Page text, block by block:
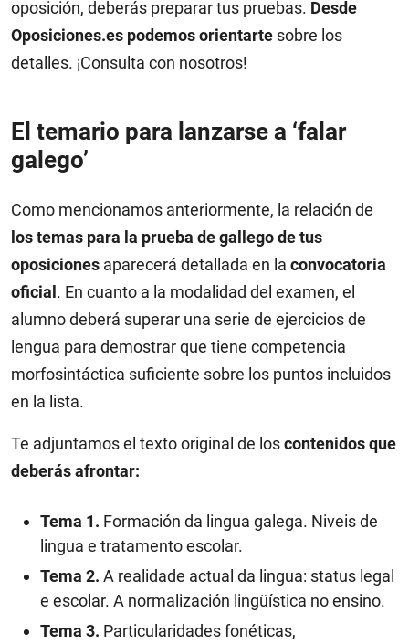
oposición, deberás preparar tus pruebas. Desde
Oposiciones.es podemos orientarte sobre los
detalles. ¡Consulta con nosotros!
El temario para lanzarse a ‘falar
galego’
Como mencionamos anteriormente, la relación de
los temas para la prueba de gallego de tus
oposiciones aparecerá detallada en la convocatoria
oficial. En cuanto a la modalidad del examen, el
alumno deberá superar una serie de ejercicios de
lengua para demostrar que tiene competencia
morfosintáctica suficiente sobre los puntos incluidos
en la lista.
Te adjuntamos el texto original de loscontenidos que
deberás afrontar:
Tema 1. Formación da lingua galega. Niveis de
lingua e tratamento escolar.
Tema 2. A realidade actual da lingua: status legal
e escolar. A normalización lingüística no ensino.
Tema 3. Particularidades fonéticas,